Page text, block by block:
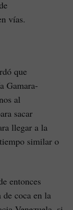
vías.
que
Gamara-
al
sacar
llegar a la
similar o
entonces
coca en la